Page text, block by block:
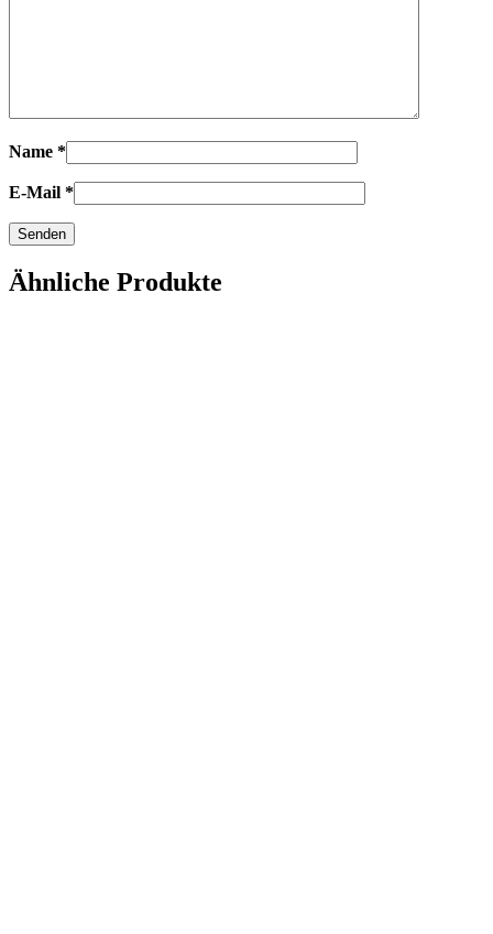
Name *
E-Mail *
Ähnliche Produkte